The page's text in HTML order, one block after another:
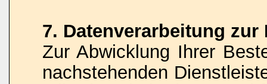
7. Datenverarbeitung
Zur Abwicklung Ihrer
nachstehenden